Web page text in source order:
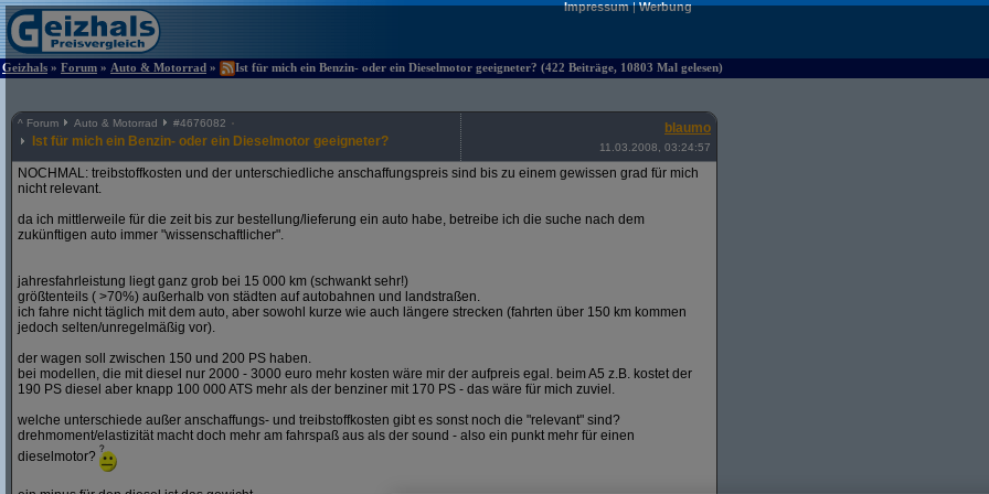
Impressum|Werbung
Geizhals » Forum » Auto & Motorrad » Ist für mich ein Benzin- oder ein Dieselmotor geeigneter? (422 Beiträge, 10803 Mal gelesen)
^ Forum Auto & Motorrad #4676082
Ist für mich ein Benzin- oder ein Dieselmotor geeigneter?
blaumo
11.03.2008, 03:24:57
NOCHMAL: treibstoffkosten und der unterschiedliche anschaffungspreis sind bis zu einem gewissen grad für mich
nicht relevant.
da ich mittlerweile für die zeit bis zur bestellung/lieferung ein auto habe, betreibe ich die suche nach dem
zukünftigen auto immer "wissenschaftlicher".
jahresfahrleistung liegt ganz grob bei 15 000 km (schwankt sehr!)
größtenteils ( >70%) außerhalb von städten auf autobahnen und landstraßen.
ich fahre nicht täglich mit dem auto, aber sowohl kurze wie auch längere strecken (fahrten über 150 km kommen
jedoch selten/unregelmäßig vor).
der wagen soll zwischen 150 und 200 PS haben.
bei modellen, die mit diesel nur 2000 - 3000 euro mehr kosten wäre mir der aufpreis egal. beim A5 z.B. kostet der
190 PS diesel aber knapp 100 000 ATS mehr als der benziner mit 170 PS - das wäre für mich zuviel.
welche unterschiede außer anschaffungs- und treibstoffkosten gibt es sonst noch die "relevant" sind?
drehmoment/elastizität macht doch mehr am fahrspaß aus als der sound - also ein punkt mehr für einen
dieselmotor?